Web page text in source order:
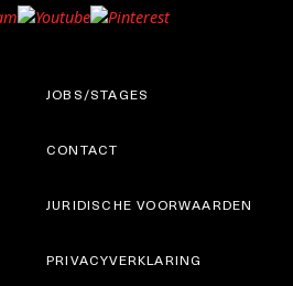
JOBS/STAGES
CONTACT
JURIDISCHE VOORWAARDEN
PRIVACYVERKLARING